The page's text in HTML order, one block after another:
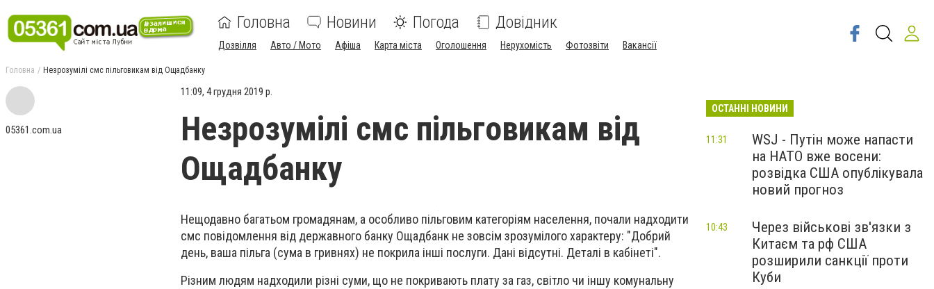
Головна Новини Погода Довідник
Дозвілля Авто / Мото Афіша Карта міста Оголошення Нерухомість Фотозвіти Вакансії
Головна Незрозумілі смс пільговикам від Ощадбанку
05361.com.ua
11:09, 4 грудня 2019 р.
Незрозумілі смс пільговикам від
Ощадбанку
Нещодавно багатьом громадянам, а особливо пільговим категоріям населення, почали надходити
смс повідомлення від державного банку Ощадбанк не зовсім зрозумілого характеру: "Добрий
день, ваша пільга (сума в гривнях) не покрила інші послуги. Дані відсутні. Деталі в кабінеті".
Різним людям надходили різні суми, що не покривають плату за газ, світло чи іншу комунальну
ОСТАННІ НОВИНИ
WSJ - Путін може напасти
на НАТО вже восени:
розвідка США опублікувала
новий прогноз
11:31
Через військові зв'язки з
Китаєм та рф США
розширили санкції проти
Куби
10:43